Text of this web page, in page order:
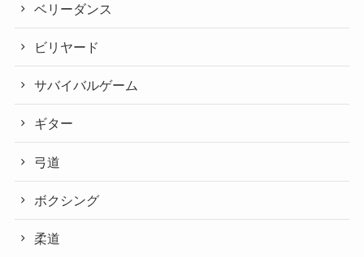
ベリーダンス
ビリヤード
サバイバルゲーム
ギター
弓道
ボクシング
柔道